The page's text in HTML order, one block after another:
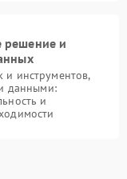
решение и
инструментов,
данными:
и